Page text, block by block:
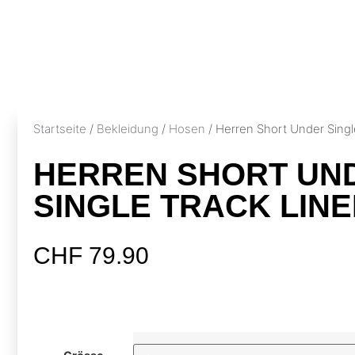
Startseite / Bekleidung / Hosen / Herren Short Under
HERREN SHORT
SINGLE TRACK
CHF 79.90